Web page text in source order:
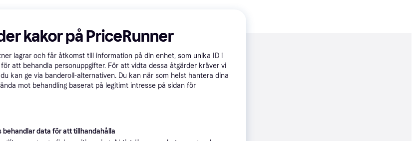
Rekommenderad
2-5 dagar 4 855 kr
kakor på PriceRunner
lagrar och får åtkomst till information på din enhet, som unika ID i
att behandla personuppgifter. För att vidta dessa åtgärder kräver vi
kan ge via banderoll-alternativen. Du kan när som helst hantera dina
mot behandling baserat på legitimt intresse på sidan för
behandlar data för att tillhandahålla